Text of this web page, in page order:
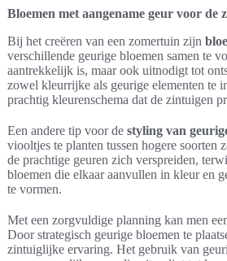
Bloemen met aangename geur voor de
Bij het creëren van een zomertuin zijn
verschillende geurige bloemen samen te
aantrekkelijk is, maar ook uitnodigt tot
zowel kleurrijke als geurige elementen te
prachtig kleurenschema dat de zintuigen
Een andere tip voor de styling van
viooltjes te planten tussen hogere soorten
de prachtige geuren zich verspreiden,
bloemen die elkaar aanvullen in kleur en
te vormen.
Met een zorgvuldige planning kan men
Door strategisch geurige bloemen te
zintuiglijke ervaring. Het gebruik van